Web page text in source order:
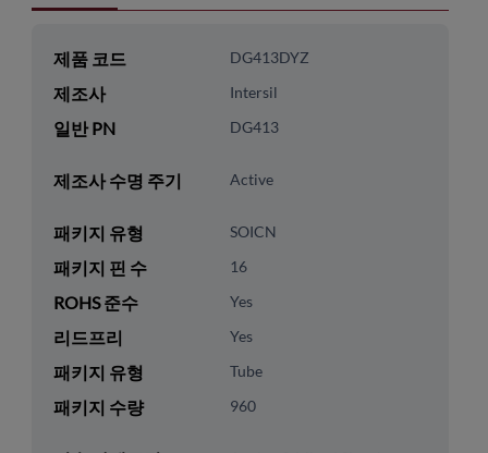
제품 코드 DG413DYZ
제조사 Intersil
일반 PN DG413
제조사 수명 주기 Active
패키지 유형 SOICN
패키지 핀 수 16
ROHS 준수 Yes
리드프리 Yes
패키지 유형 Tube
패키지 수량 960